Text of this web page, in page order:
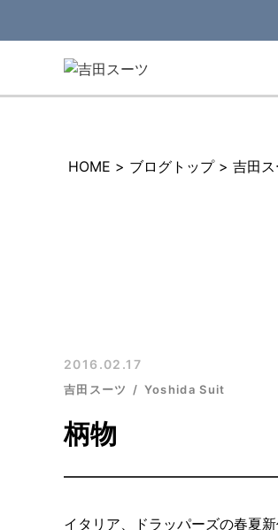
HOME > ブログトップ > 吉田
2016.02.17
吉田スーツ Yoshida Suit
柄物
イタリア、ドラッパーズの春夏